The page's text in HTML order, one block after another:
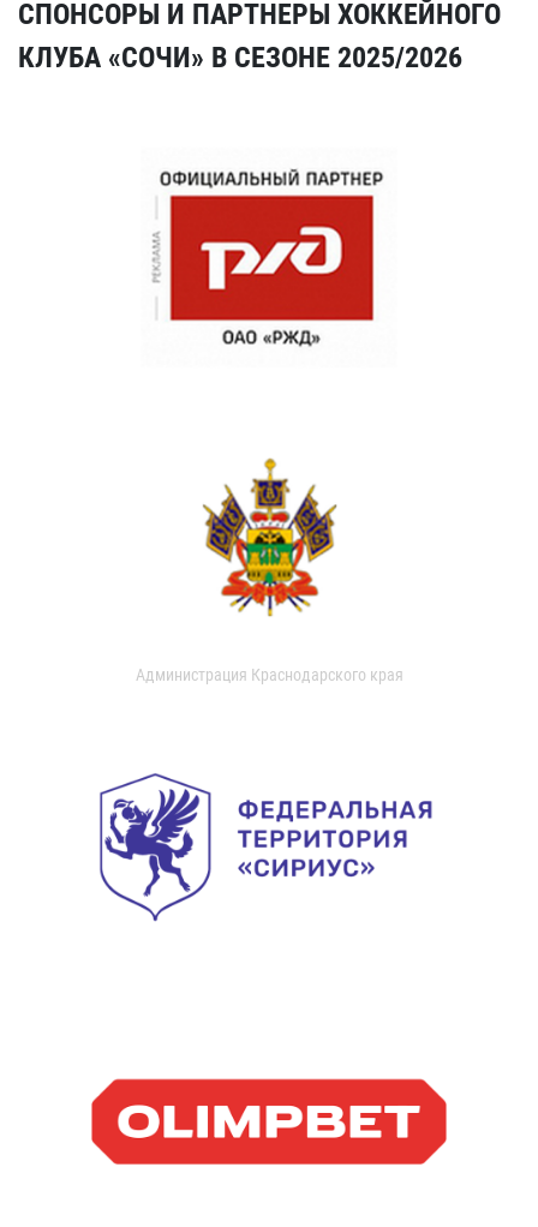
СПОНСОРЫ И ПАРТНЕРЫ ХОККЕЙНОГО
КЛУБА «СОЧИ» В СЕЗОНЕ 2025/2026
Администрация Краснодарского края